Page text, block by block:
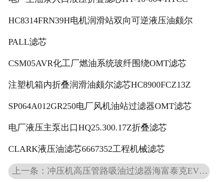
HC8314FRN39H电机润滑站双向可逆液压油颇尔
PALL滤芯
CSM05AVR化工厂燃油系统玻纤围绕OMT滤芯
注塑机箱内折叠润滑油颇尔滤芯HC8900FCZ13Z
SP064A012GR250电厂风机油站过滤器OMT滤芯
电厂液压主泵出口HQ25.300.17Z折叠滤芯
CLARK液压油滤芯6667352工程机械滤芯
上一条：冲压机高压管路吸油过滤器海富泰克EVOTEK滤芯EEPT5BM03